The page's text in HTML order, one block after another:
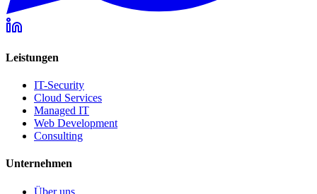
Leistungen
IT-Security
Cloud Services
Managed IT
Web Development
Consulting
Unternehmen
Über uns